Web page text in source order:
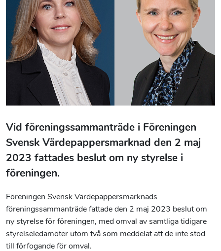
Vid föreningssammanträde i Föreningen
Svensk Värdepappersmarknad den 2 maj
2023 fattades beslut om ny styrelse i
föreningen.
Föreningen Svensk Värdepappersmarknads
föreningssammanträde fattade den 2 maj 2023 beslut om
ny styrelse för föreningen, med omval av samtliga tidigare
styrelseledamöter utom två som meddelat att de inte stod
till förfogande för omval.